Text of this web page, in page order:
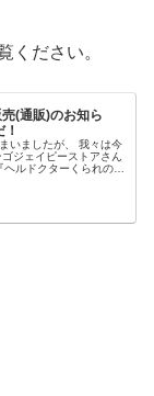
ください。
(通販)のお知ら
いましたが、 我々は今
ジェイピーストアさん
ルドクターくられのあ